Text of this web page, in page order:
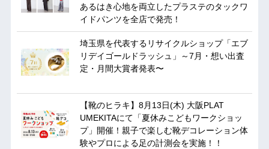
あるはき心地を両立したプラステのタックワ
イドパンツを全店で発売！
埼玉県を代表するリサイクルショップ「エブ
リデイゴールドラッシュ」～7月・想い出査
定・月間大賞者発表〜
【靴のヒラキ】8月13日(木) 大阪PLAT
UMEKITAにて「夏休みこどもワークショッ
プ」開催！親子で楽しむ靴デコレーション体
験やプロによる足の計測会を実施！！